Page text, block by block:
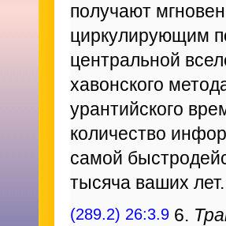
получают
циркулирующим
центральной
хавонского
урантийского
количество
самой
тысяча ваших лет.
(289.2) 26:3.9 6.